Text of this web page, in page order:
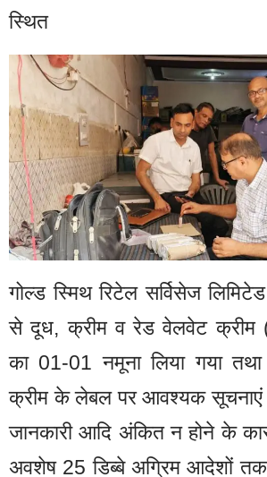
स्थित
गोल्ड स्मिथ रिटेल सर्विसेज
से दूध, क्रीम व रेड वेलवेट क्रीम
का 01-01 नमूना लिया गया
क्रीम के लेबल पर आवश्यक सूचनाएं
जानकारी आदि अंकित न होने के
अवशेष 25 डिब्बे अग्रिम आदेशों